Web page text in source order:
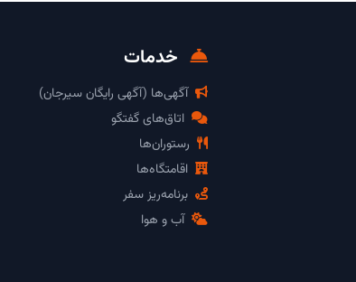
خدمات
آگهی‌ها (آگهی رایگان سیرجان)
اتاق‌های گفتگو
رستوران‌ها
اقامتگاه‌ها
برنامه‌ریز سفر
آب و هوا